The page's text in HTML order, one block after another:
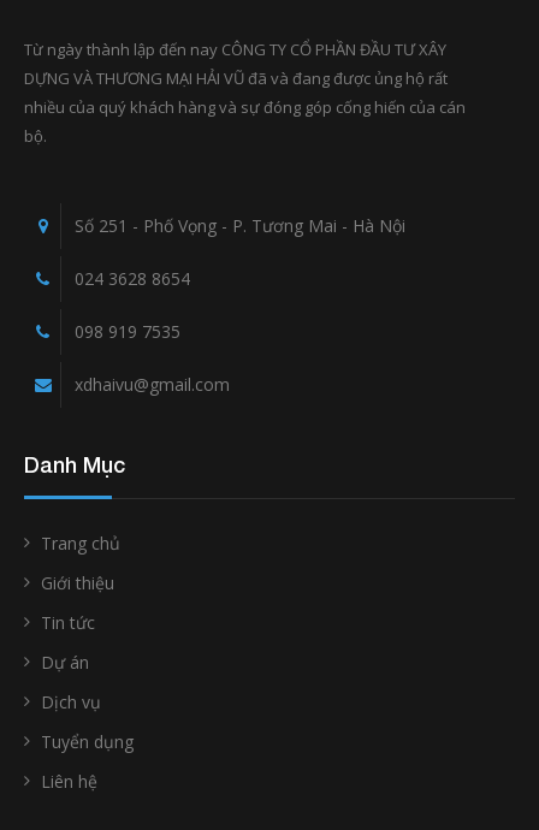
Từ ngày thành lập đến nay CÔNG TY CỔ PHẦN ĐẦU TƯ XÂY
DỰNG VÀ THƯƠNG MẠI HẢI VŨ đã và đang được ủng hộ rất
nhiều của quý khách hàng và sự đóng góp cống hiến của cán
bộ.
Số 251 - Phố Vọng - P. Tương Mai - Hà Nội
024 3628 8654
098 919 7535
xdhaivu@gmail.com
Danh Mục
Trang chủ
Giới thiệu
Tin tức
Dự án
Dịch vụ
Tuyển dụng
Liên hệ